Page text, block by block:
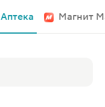
Аптека Магнит